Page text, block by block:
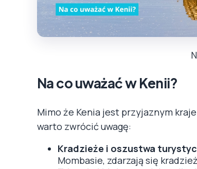
Na co uważać w Kenii?
Mimo że Kenia jest przyjaznym
warto zwrócić uwagę:
Kradzieże i oszustwa
Mombasie, zdarzają się